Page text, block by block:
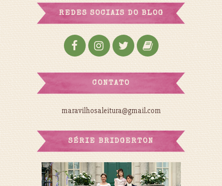
REDES SOCIAIS DO BLOG
CONTATO
maravilhosaleitura@gmail.com
SÉRIE BRIDGERTON